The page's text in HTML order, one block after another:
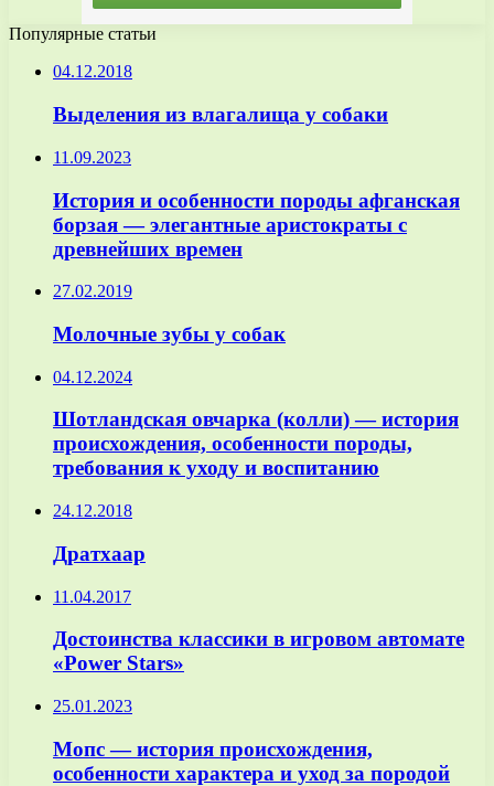
Популярные статьи
04.12.2018
Выделения из влагалища у собаки
11.09.2023
История и особенности породы афганская
борзая — элегантные аристократы с
древнейших времен
27.02.2019
Молочные зубы у собак
04.12.2024
Шотландская овчарка (колли) — история
происхождения, особенности породы,
требования к уходу и воспитанию
24.12.2018
Дратхаар
11.04.2017
Достоинства классики в игровом автомате
«Power Stars»
25.01.2023
Мопс — история происхождения,
особенности характера и уход за породой